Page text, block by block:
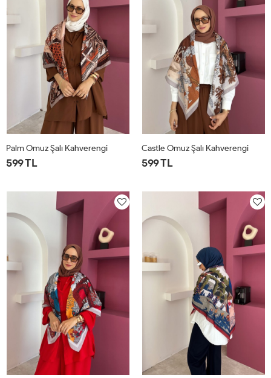
Palm Omuz Şalı Kahverengi
599 TL
Castle Omuz Şalı Kahverengi
599 TL